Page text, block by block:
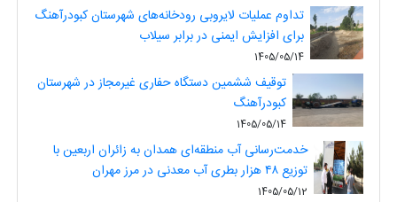
تداوم عملیات لایروبی رودخانه‌های شهرستان کبودرآهنگ
برای افزایش ایمنی در برابر سیلاب
1405/05/14
توقیف ششمین دستگاه حفاری غیرمجاز در شهرستان
کبودرآهنگ
1405/05/14
خدمت‌رسانی آب منطقه‌ای همدان به زائران اربعین با
توزیع ۴۸ هزار بطری آب معدنی در مرز مهران
1405/05/12